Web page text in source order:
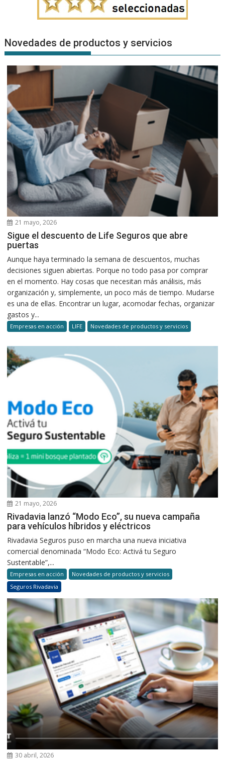
Novedades de productos y servicios
21 mayo, 2026
Sigue el descuento de Life Seguros que abre
puertas
Aunque haya terminado la semana de descuentos, muchas
decisiones siguen abiertas. Porque no todo pasa por comprar
en el momento. Hay cosas que necesitan más análisis, más
organización y, simplemente, un poco más de tiempo. Mudarse
es una de ellas. Encontrar un lugar, acomodar fechas, organizar
gastos y...
Empresas en acción LIFE Novedades de productos y servicios
21 mayo, 2026
Rivadavia lanzó “Modo Eco”, su nueva campaña
para vehículos híbridos y eléctricos
Rivadavia Seguros puso en marcha una nueva iniciativa
comercial denominada “Modo Eco: Activá tu Seguro
Sustentable”,...
Empresas en acción
Novedades de productos y servicios
Seguros Rivadavia
30 abril, 2026